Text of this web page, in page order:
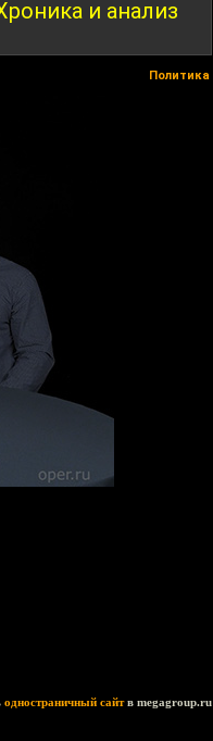
и анализ
Политика
одностраничный сайтв megagroup.ru